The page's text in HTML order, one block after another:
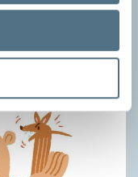
för
sig grunderna
ytterligare i takt med…